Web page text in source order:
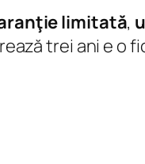
limitată,
trei ani e o